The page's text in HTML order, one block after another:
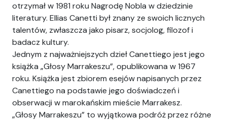
otrzymał w 1981 roku Nagrodę Nobla w dziedzinie
literatury. Ellias Canetti był znany ze swoich licznych
talentów, zwłaszcza jako pisarz, socjolog, filozof i
badacz kultury.
Jednym z najważniejszych dzieł Canettiego jest jego
książka „Głosy Marrakeszu”, opublikowana w 1967
roku. Książka jest zbiorem esejów napisanych przez
Canettiego na podstawie jego doświadczeń i
obserwacji w marokańskim mieście Marrakesz.
„Głosy Marrakeszu” to wyjątkowa podróż przez różne